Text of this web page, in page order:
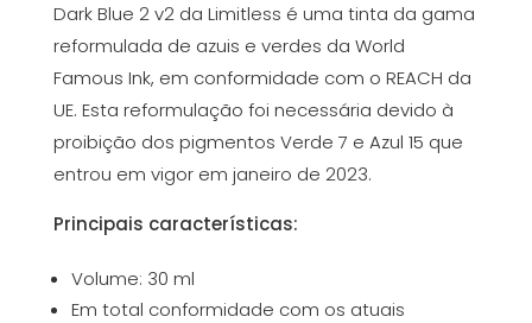
Dark Blue 2 v2 da Limitless é uma tinta da gama
reformulada de azuis e verdes da World
Famous Ink, em conformidade com o REACH da
UE. Esta reformulação foi necessária devido à
proibição dos pigmentos Verde 7 e Azul 15 que
entrou em vigor em janeiro de 2023.
Principais características:
Volume: 30 ml
Em total conformidade com os atuais